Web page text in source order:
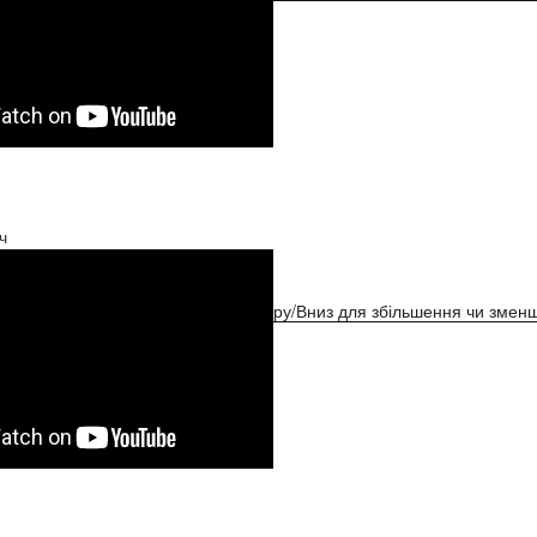
клавіші зі стрілками Вгору/Вниз для збільшення чи